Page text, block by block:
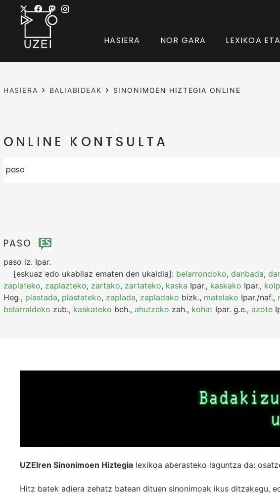
HASIERA NOR GARA LEXIKOA
HASIERA BALIABIDEAK SINONIMOEN HIZTEGIA ONLINE
ONLINE KONTSULTA
PASO
paso iz. Ipar.
[eskuaz edo ukabilaz ematen den ukaldia]: belarrondoko, danbada,
zaplateko, zaplazteko, zartako, zartateko, kaska Ipar., kaskako Ipar.,
Heg., plastada, plastateko, zaplada, zapladako bizk., matelako Ipar./naf.,
belarraldeko zub., kaskateko beh., ahutzeko zah., kohat Ipar. g.e., azote
UZEIren Sinonimoen Hiztegia lexikoa aberasteko laguntza da:
Hitz batek adiera zehatz batean dituen sinonimoak ikus ditzakegu,